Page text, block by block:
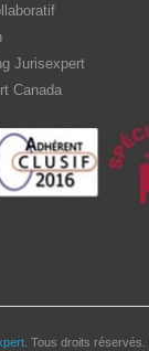
Jurisexpert
Canada
. Tous droits réservés.